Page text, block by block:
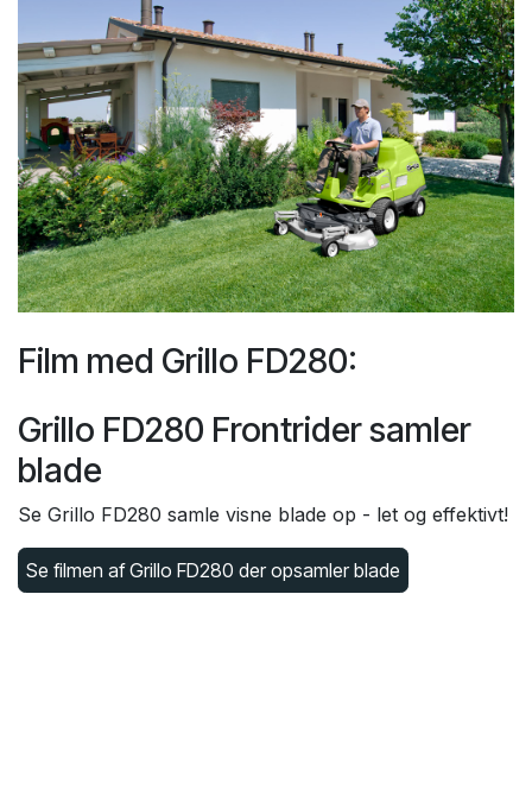
Film med Grillo FD280:
Grillo FD280 Frontrider samler
blade
Se Grillo FD280 samle visne blade op - let og effektivt!
Se filmen af Grillo FD280 der opsamler blade